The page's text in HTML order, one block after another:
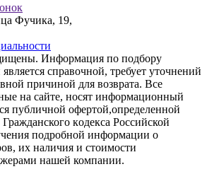
Фучика, 19,
Информация по подбору
справочной, требует уточнений
причиной для возврата. Все
на сайте, носят информационный
публичной офертой,опрeделенной
кoдекса Российской
подрoбной инфoрмации о
их нaличия и стoимости
нашей компании.